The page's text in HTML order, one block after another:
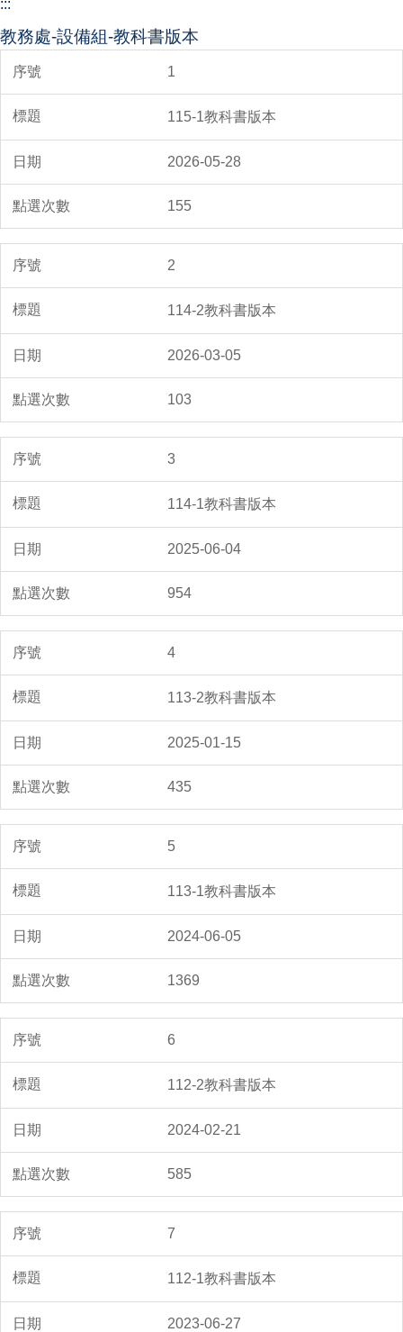
:::
教務處-設備組-教科書版本
1
115-1教科書版本
2026-05-28
155
2
114-2教科書版本
2026-03-05
103
3
114-1教科書版本
2025-06-04
954
4
113-2教科書版本
2025-01-15
435
5
113-1教科書版本
2024-06-05
1369
6
112-2教科書版本
2024-02-21
585
7
112-1教科書版本
2023-06-27